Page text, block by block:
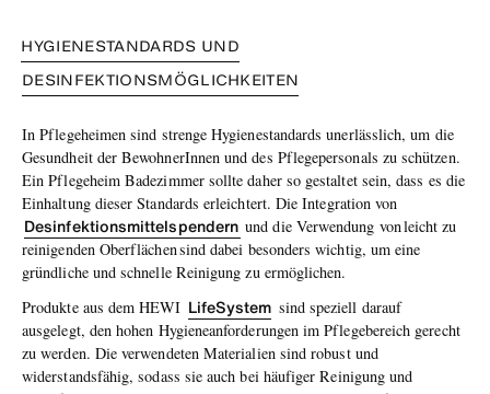
HYGIENESTANDARDS UND
DESINFEKTIONSMÖGLICHKEITEN
In Pflegeheimen sind strenge Hygienestandards unerlässlich, um die
Gesundheit der BewohnerInnen und des Pflegepersonals zu schützen.
Ein Pflegeheim Badezimmer sollte daher so gestaltet sein, dass es die
Einhaltung dieser Standards erleichtert. Die Integration von
Desinfektionsmittelspendern und die Verwendung von leicht zu
reinigenden Oberflächen sind dabei besonders wichtig, um eine
gründliche und schnelle Reinigung zu ermöglichen.
Produkte aus dem HEWI LifeSystem sind speziell darauf
ausgelegt, den hohen Hygieneanforderungen im Pflegebereich gerecht
zu werden. Die verwendeten Materialien sind robust und
widerstandsfähig, sodass sie auch bei häufiger Reinigung und